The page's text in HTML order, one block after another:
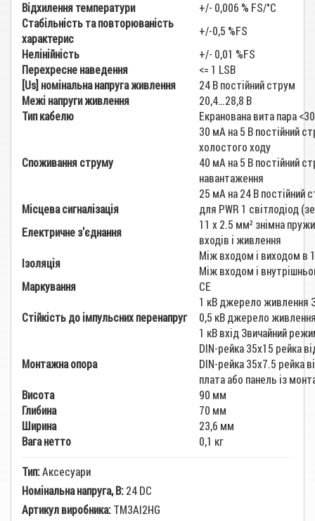
Відхилення температури
+/- 0,006 % FS/°C
Стабільність та повторюваність
характерис
+/-0,5 %FS
Нелінійність
+/- 0,01 %FS
Перехресне наведення
<= 1 LSB
[Us] номінальна напруга живлення
24 В постійний струм
Межі напруги живлення
20,4…28,8 В
Тип кабелю
Екранована вита пара
Споживання струму
30 мА на 5 В постійний
холостого ходу
40 мА на 5 В постійний
навантаження
25 мА на 24 В постійний
Місцева сигналізація
для PWR 1 світлодіод
Електричне з'єднання
11 x 2.5 мм² знімна
входів і живлення
Ізоляція
Між входом і виходом в
Між входом і
Маркування
CE
Стійкість до імпульсних перенапруг
1 кВ джерело живлення
0,5 кВ джерело
1 кВ вхід Звичайний
Монтажна опора
DIN-рейка 35х15 рейка
DIN-рейка 35х7.5 рейка
плата або панель із
Висота
90 мм
Глибина
70 мм
Ширина
23,6 мм
Вага нетто
0,1 кг
Тип:Аксесуари
Номінальна напруга, В: 24 DC
Артикул виробника: TM3AI2HG